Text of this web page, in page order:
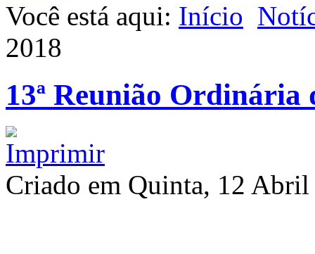
Você está aqui: Início
2018
13ª Reunião Ordinária
Criado em Quinta, 12